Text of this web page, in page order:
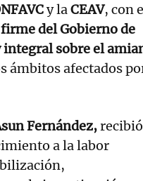
y laCEAV, con
del Gobierno de
integral sobre el
ámbitos afectados
Fernández,recibió
a la labor